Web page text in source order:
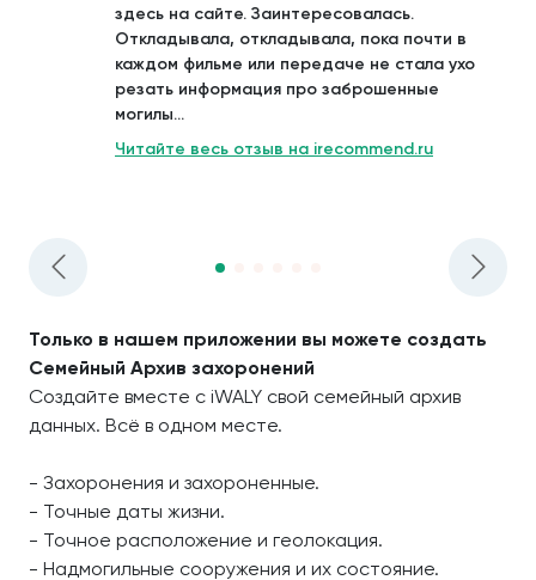
здесь на сайте. Заинтересовалась.
Откладывала, откладывала, пока почти в
каждом фильме или передаче не стала ухо
резать информация про заброшенные
могилы...
Читайте весь отзыв на irecommend.ru
Только в нашем приложении вы можете создать
Семейный Архив захоронений
Создайте вместе с iWALY свой семейный архив
данных. Всё в одном месте.
- Захоронения и захороненные.
- Точные даты жизни.
- Точное расположение и геолокация.
- Надмогильные сооружения и их состояние.